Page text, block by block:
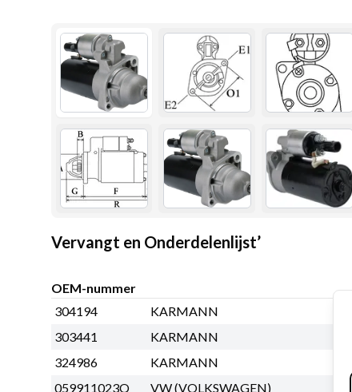
Vervangt en Onderdelenlijst’
OEM-nummer
304194
KARMANN
303441
KARMANN
324986
KARMANN
059911023Q
VW (VOLKSWAGEN)